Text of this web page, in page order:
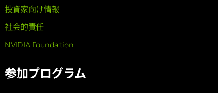
投資家向け情報
社会的責任
NVIDIA Foundation
参加プログラム